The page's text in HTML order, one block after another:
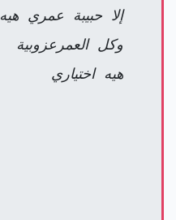
إلا حبيبة عمري هيه
وكل العمرعزوبية
هيه اختياري